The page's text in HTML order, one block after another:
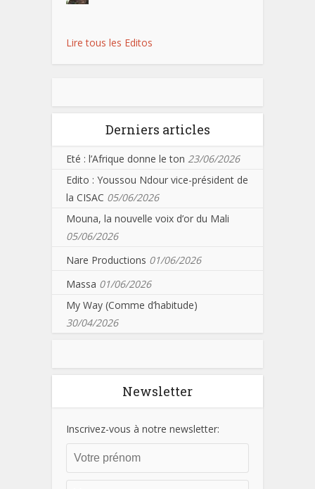
Lire tous les Editos
Derniers articles
Eté : l’Afrique donne le ton 23/06/2026
Edito : Youssou Ndour vice-président de
la CISAC 05/06/2026
Mouna, la nouvelle voix d’or du Mali
05/06/2026
Nare Productions 01/06/2026
Massa 01/06/2026
My Way (Comme d’habitude)
30/04/2026
Newsletter
Inscrivez-vous à notre newsletter: